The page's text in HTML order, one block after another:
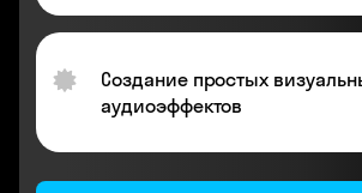
Создание простых
аудиоэффектов